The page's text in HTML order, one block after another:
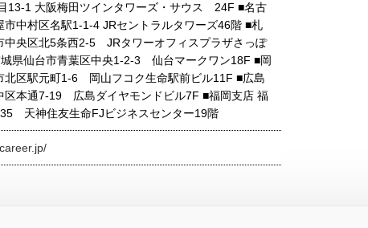
13-1 大阪梅田ツインタワーズ・サウス 24F ■名古
市中村区名駅1-1-4 JRセントラルタワーズ46階 ■札
中央区北5条西2-5 JRタワーオフィスプラザさっぽ
県仙台市青葉区中央1-2-3 仙台マークワン18F ■岡
北区駅元町1-6 岡山フコク生命駅前ビル11F ■広島
区本通7-19 広島ダイヤモンドビル7F ■福岡支店 福
天神住友生命FJビジネスセンター19階